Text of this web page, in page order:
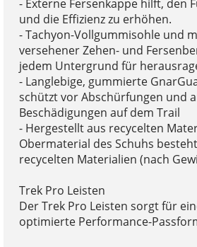
- Externe Fersenkappe hilft, den
und die Effizienz zu erhöhen.
- Tachyon-Vollgummisohle und
versehener Zehen- und
jedem Untergrund für
- Langlebige, gummierte
schützt vor Abschürfungen und
Beschädigungen auf dem Trail
- Hergestellt aus recycelten
Obermaterial des Schuhs
recycelten Materialien (nach
Trek Pro Leisten
Der Trek Pro Leisten sorgt für
optimierte Performance-